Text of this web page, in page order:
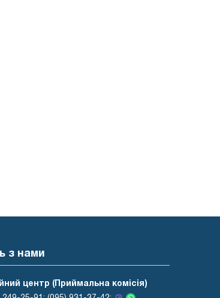
з нами
центр (Приймальна комісія)